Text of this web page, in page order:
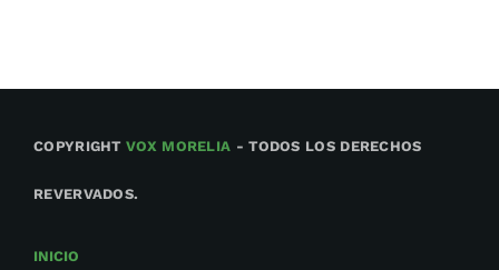
COPYRIGHTVOX MORELIA - TODOS LOS DERECHOS
REVERVADOS.
INICIO